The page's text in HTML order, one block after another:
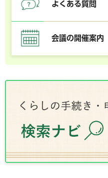
よくある質問
会議の開催案内